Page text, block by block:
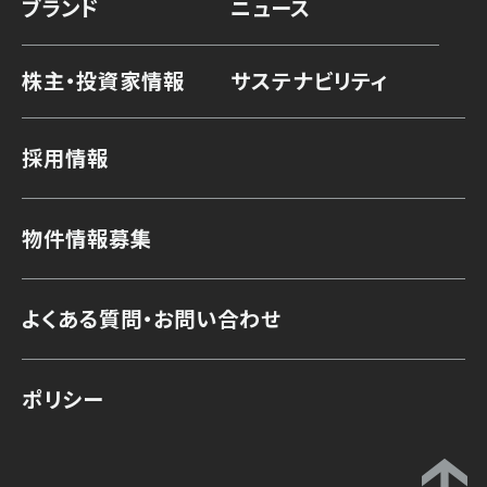
ブランド ニュース
株主・投資家情報 サステナビリティ
採用情報
物件情報募集
よくある質問・お問い合わせ
ポリシー